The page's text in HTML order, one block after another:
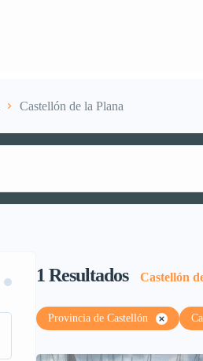
Castellón de la Plana
1 Resultados Castellón
Provincia de Castellón